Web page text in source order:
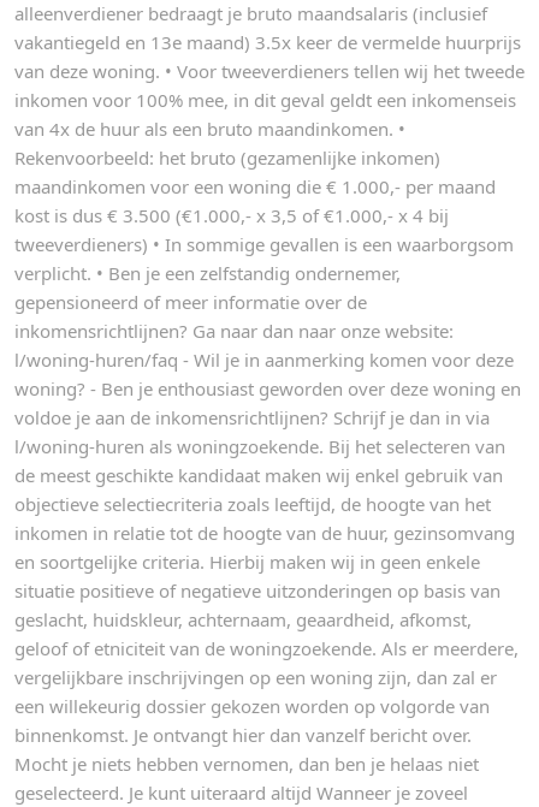
alleenverdiener bedraagt je bruto maandsalaris (inclusief
vakantiegeld en 13e maand) 3.5x keer de vermelde huurprijs
van deze woning. • Voor tweeverdieners tellen wij het tweede
inkomen voor 100% mee, in dit geval geldt een inkomenseis
van 4x de huur als een bruto maandinkomen. •
Rekenvoorbeeld: het bruto (gezamenlijke inkomen)
maandinkomen voor een woning die € 1.000,- per maand
kost is dus € 3.500 (€1.000,- x 3,5 of €1.000,- x 4 bij
tweeverdieners) • In sommige gevallen is een waarborgsom
verplicht. • Ben je een zelfstandig ondernemer,
gepensioneerd of meer informatie over de
inkomensrichtlijnen? Ga naar dan naar onze website:
l/woning-huren/faq - Wil je in aanmerking komen voor deze
woning? - Ben je enthousiast geworden over deze woning en
voldoe je aan de inkomensrichtlijnen? Schrijf je dan in via
l/woning-huren als woningzoekende. Bij het selecteren van
de meest geschikte kandidaat maken wij enkel gebruik van
objectieve selectiecriteria zoals leeftijd, de hoogte van het
inkomen in relatie tot de hoogte van de huur, gezinsomvang
en soortgelijke criteria. Hierbij maken wij in geen enkele
situatie positieve of negatieve uitzonderingen op basis van
geslacht, huidskleur, achternaam, geaardheid, afkomst,
geloof of etniciteit van de woningzoekende. Als er meerdere,
vergelijkbare inschrijvingen op een woning zijn, dan zal er
een willekeurig dossier gekozen worden op volgorde van
binnenkomst. Je ontvangt hier dan vanzelf bericht over.
Mocht je niets hebben vernomen, dan ben je helaas niet
geselecteerd. Je kunt uiteraard altijd Wanneer je zoveel